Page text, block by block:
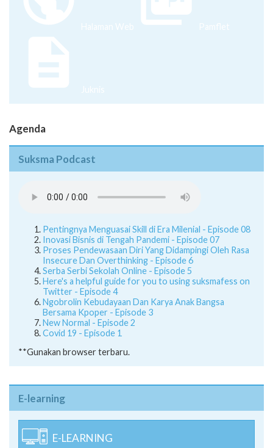
Halaman Web Pamflet
Juknis
Agenda
Suksma Podcast
Pentingnya Menguasai Skill di Era Milenial - Episode 08
Inovasi Bisnis di Tengah Pandemi - Episode 07
Proses Pendewasaan Diri Yang Didampingi Oleh Rasa
Insecure Dan Overthinking - Episode 6
Serba Serbi Sekolah Online - Episode 5
Here's a helpful guide for you to using suksmafess on
Twitter - Episode 4
Ngobrolin Kebudayaan Dan Karya Anak Bangsa
Bersama Kpoper - Episode 3
New Normal - Episode 2
Covid 19 - Episode 1
**Gunakan browser terbaru.
E-learning
E-LEARNING